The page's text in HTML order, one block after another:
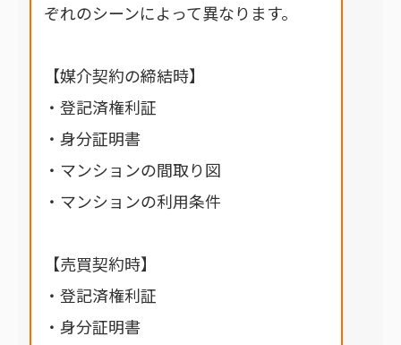
ぞれのシーンによって異なります。
【媒介契約の締結時】
・登記済権利証
・身分証明書
・マンションの間取り図
・マンションの利用条件
【売買契約時】
・登記済権利証
・身分証明書